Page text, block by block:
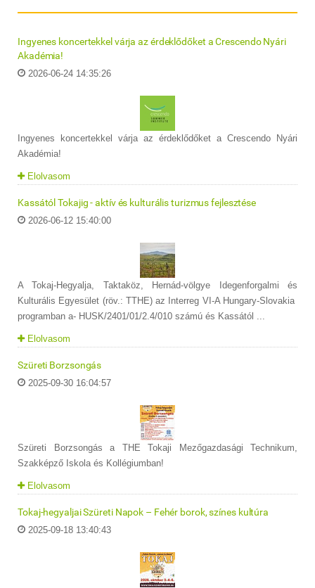
Ingyenes koncertekkel várja az érdeklődőket a Crescendo Nyári
Akadémia!
2026-06-24 14:35:26
Ingyenes koncertekkel várja az érdeklődőket a Crescendo Nyári
Akadémia!
Elolvasom
Kassától Tokajig - aktív és kulturális turizmus fejlesztése
2026-06-12 15:40:00
A Tokaj-Hegyalja, Taktaköz, Hernád-völgye Idegenforgalmi és
Kulturális Egyesület (röv.: TTHE) az Interreg VI-A Hungary-Slovakia
programban a- HUSK/2401/01/2.4/010 számú és Kassától ...
Elolvasom
Szüreti Borzsongás
2025-09-30 16:04:57
Szüreti Borzsongás a THE Tokaji Mezőgazdasági Technikum,
Szakképző Iskola és Kollégiumban!
Elolvasom
Tokaj-hegyaljai Szüreti Napok – Fehér borok, színes kultúra
2025-09-18 13:40:43